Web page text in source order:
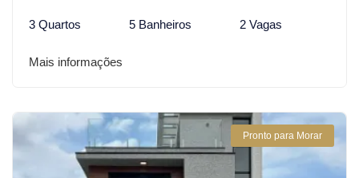
3 Quartos 5 Banheiros 2 Vagas
Mais informações
Pronto para Morar